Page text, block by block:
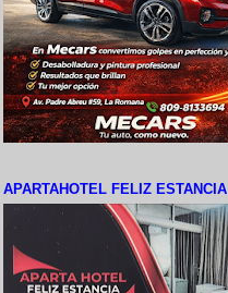
APARTAHOTEL FELIZ ESTANCIA